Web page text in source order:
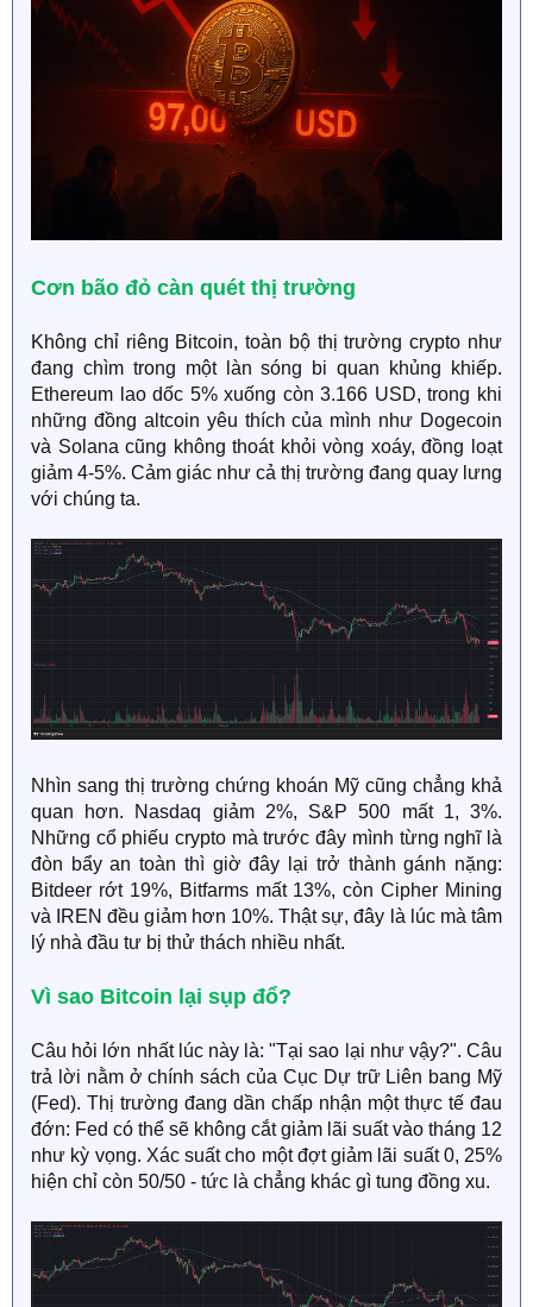
Cơn bão đỏ càn quét thị trường​
Không chỉ riêng Bitcoin, toàn bộ thị trường crypto như
đang chìm trong một làn sóng bi quan khủng khiếp.
Ethereum lao dốc 5% xuống còn 3.166 USD, trong khi
những đồng altcoin yêu thích của mình như Dogecoin
và Solana cũng không thoát khỏi vòng xoáy, đồng loạt
giảm 4-5%. Cảm giác như cả thị trường đang quay lưng
với chúng ta.
Nhìn sang thị trường chứng khoán Mỹ cũng chẳng khả
quan hơn. Nasdaq giảm 2%, S&P 500 mất 1, 3%.
Những cổ phiếu crypto mà trước đây mình từng nghĩ là
đòn bẩy an toàn thì giờ đây lại trở thành gánh nặng:
Bitdeer rớt 19%, Bitfarms mất 13%, còn Cipher Mining
và IREN đều giảm hơn 10%. Thật sự, đây là lúc mà tâm
lý nhà đầu tư bị thử thách nhiều nhất.
Vì sao Bitcoin lại sụp đổ?​
Câu hỏi lớn nhất lúc này là: "Tại sao lại như vậy?". Câu
trả lời nằm ở chính sách của Cục Dự trữ Liên bang Mỹ
(Fed). Thị trường đang dần chấp nhận một thực tế đau
đớn: Fed có thể sẽ không cắt giảm lãi suất vào tháng 12
như kỳ vọng. Xác suất cho một đợt giảm lãi suất 0, 25%
hiện chỉ còn 50/50 - tức là chẳng khác gì tung đồng xu.